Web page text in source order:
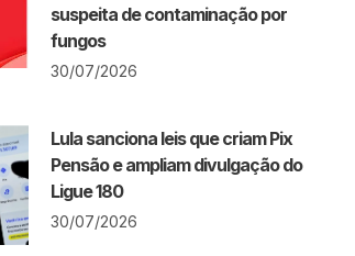
suspeita de contaminação por
fungos
30/07/2026
Lula sanciona leis que criam Pix
Pensão e ampliam divulgação do
Ligue 180
30/07/2026